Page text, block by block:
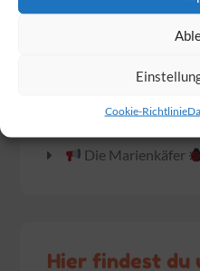
Cookie-Richtlinie
Familie Day
Die Marienkäfer
Hier findest du